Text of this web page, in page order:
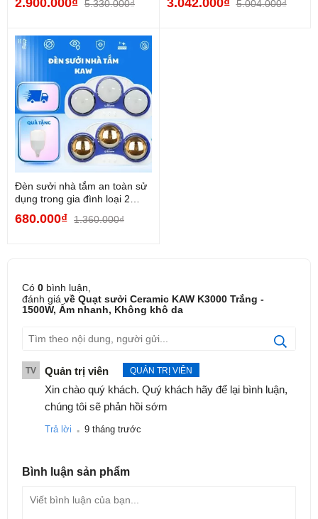
2.900.000₫ 5.330.000₫ 3.042.000₫ 5.004.000₫
Đèn sưởi nhà tắm an toàn sử
dụng trong gia đình loại 2
680.000₫ 1.360.000₫
Có 0 bình luận,
đánh giá về Quạt sưởi Ceramic KAW K3000 Trắng -
1500W, Ấm nhanh, Không khô da
TV Quản trị viên QUẢN TRỊ VIÊN
Xin chào quý khách. Quý khách hãy để lại bình luận,
chúng tôi sẽ phản hồi sớm
Trả lời . 9 tháng trước
Bình luận sản phẩm